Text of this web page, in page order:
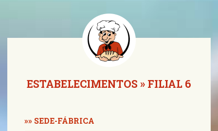
ESTABELECIMENTOS » FILIAL 6
SEDE-FÁBRICA